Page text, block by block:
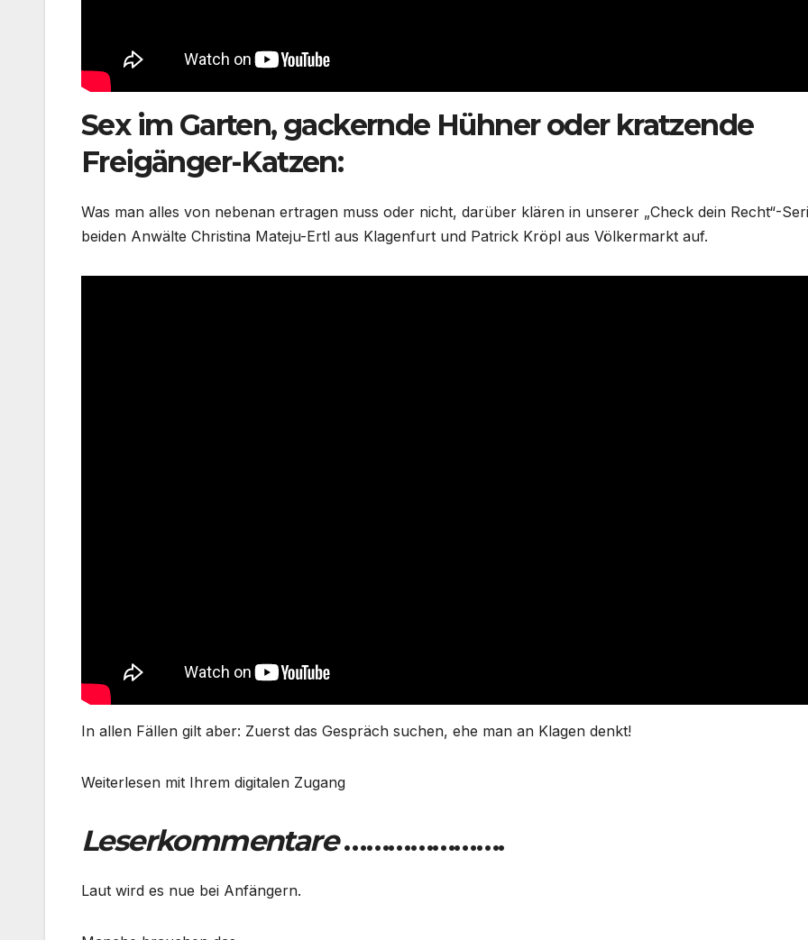
Sex im Garten, gackernde Hühner oder kratzende
Freigänger-Katzen:
Was man alles von nebenan ertragen muss oder nicht, darüber klären in unserer „Check dein Recht“-
beiden Anwälte Christina Mateju-Ertl aus Klagenfurt und Patrick Kröpl aus Völkermarkt auf.
In allen Fällen gilt aber: Zuerst das Gespräch suchen, ehe man an Klagen denkt!
Weiterlesen mit Ihrem digitalen Zugang
Leserkommentare………………….
Laut wird es nue bei Anfängern.